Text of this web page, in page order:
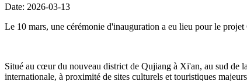
Date: 2026-03-13
Le 10 mars, une cérémonie d'inauguration a eu lieu pour le
Situé au cœur du nouveau district de Qujiang à Xi'an, au sud de
internationale, à proximité de sites culturels et touristiques